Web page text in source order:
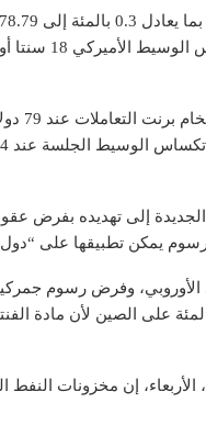
وفي
إلى تهديده بفرض
يمكن تطبيقها على
تناقش فرض رسوم عقابية تبلغ 10 بالمئة
إن مخزونات النفط